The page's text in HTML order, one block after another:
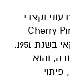
פיתוי
חושנית.
נבוך
חיוך רחב